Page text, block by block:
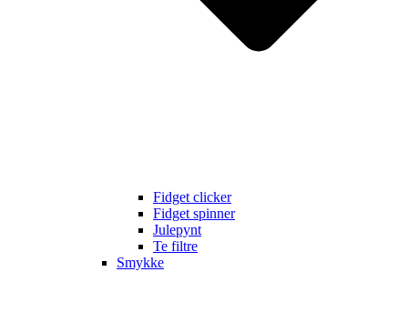
Fidget clicker
Fidget spinner
Julepynt
Te filtre
Smykke